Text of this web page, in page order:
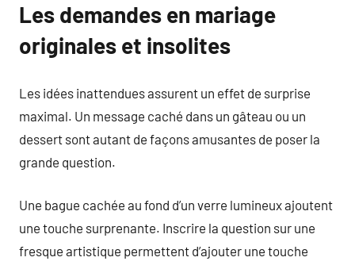
Les demandes en mariage
originales et insolites
Les idées inattendues assurent un effet de surprise
maximal. Un message caché dans un gâteau ou un
dessert sont autant de façons amusantes de poser la
grande question.
Une bague cachée au fond d’un verre lumineux ajoutent
une touche surprenante. Inscrire la question sur une
fresque artistique permettent d’ajouter une touche